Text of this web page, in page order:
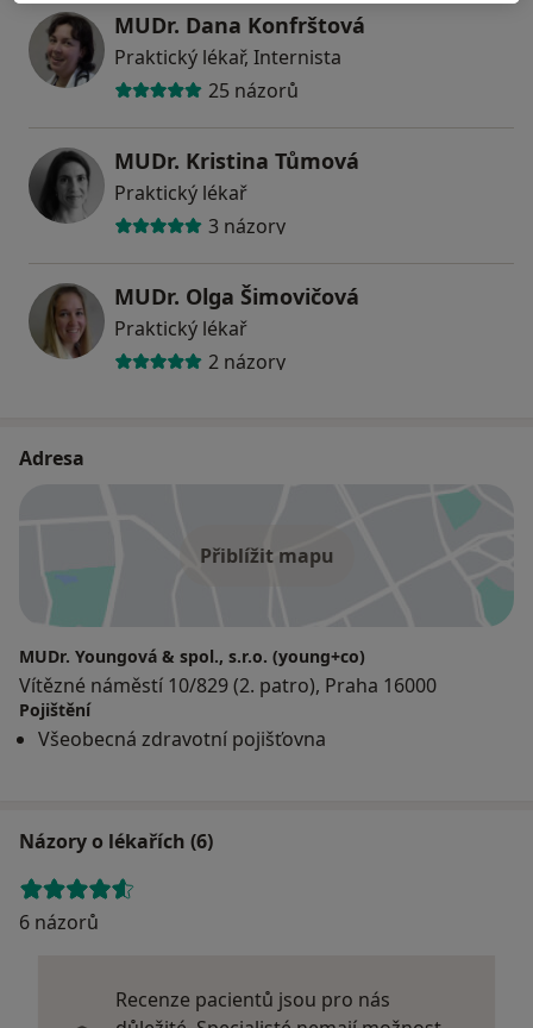
MUDr. Dana Konfrštová
Praktický lékař, Internista
25 názorů
MUDr. Kristina Tůmová
Praktický lékař
3 názory
MUDr. Olga Šimovičová
Praktický lékař
2 názory
Adresa
Přiblížit mapu
MUDr. Youngová & spol., s.r.o. (young+co)
Vítězné náměstí 10/829 (2. patro), Praha 16000
Pojištění
Všeobecná zdravotní pojišťovna
Názory o lékařích (6)
6 názorů
Recenze pacientů jsou pro nás